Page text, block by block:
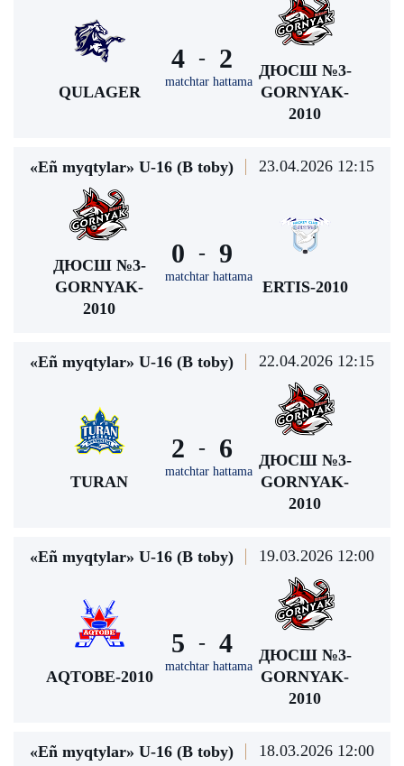
QULAGER
4 -
matchtar hattama
2
ДЮСШ №3-
GORNYAK-
2010
«Eñ myqtylar» U-16 (В toby) 23.04.2026 12:15
ДЮСШ №3-
GORNYAK-
2010
0 -
matchtar hattama
9
ERTIS-2010
«Eñ myqtylar» U-16 (В toby) 22.04.2026 12:15
TURAN
2 -
matchtar hattama
6
ДЮСШ №3-
GORNYAK-
2010
«Eñ myqtylar» U-16 (В toby) 19.03.2026 12:00
AQTOBE-2010
5 -
matchtar hattama
4
ДЮСШ №3-
GORNYAK-
2010
«Eñ myqtylar» U-16 (В toby) 18.03.2026 12:00